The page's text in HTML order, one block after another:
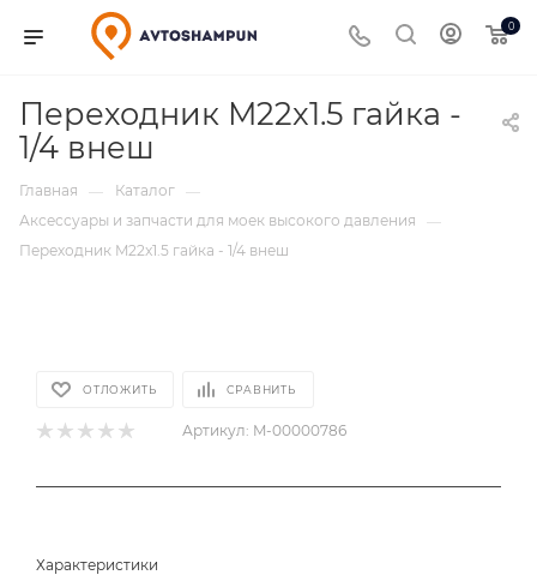
0
Переходник M22x1.5 гайка -
1/4 внеш
Главная — Каталог —
Аксессуары и запчасти для моек высокого давления
—
Переходник M22x1.5 гайка - 1/4 внеш
ОТЛОЖИТЬ СРАВНИТЬ
Артикул: M-00000786
Характеристики